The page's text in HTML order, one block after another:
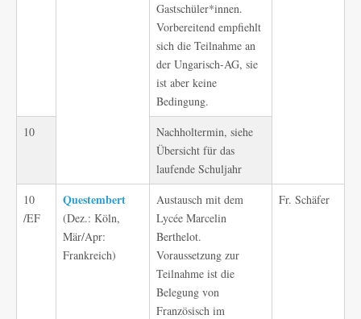
Gastschüler*innen.
Vorbereitend empfiehlt
sich die Teilnahme an
der Ungarisch-AG, sie
ist aber keine
Bedingung.
10
Nachholtermin, siehe
Übersicht für das
laufende Schuljahr
10
/EF
Questembert
(Dez.: Köln,
Mär/Apr:
Frankreich)
Austausch mit dem
Lycée Marcelin
Berthelot.
Voraussetzung zur
Teilnahme ist die
Belegung von
Französisch im
Fr. Schäfer